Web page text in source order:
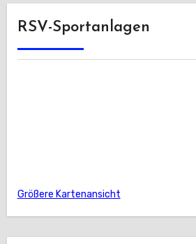
RSV-Sportanlagen
Größere Kartenansicht